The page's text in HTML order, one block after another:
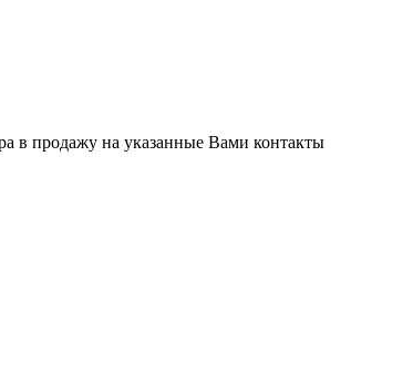
в продажу на указанные Вами контакты